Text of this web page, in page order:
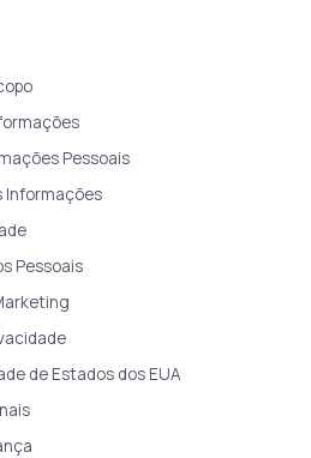
Pessoais
Informações
Pessoais
de Estados dos EUA